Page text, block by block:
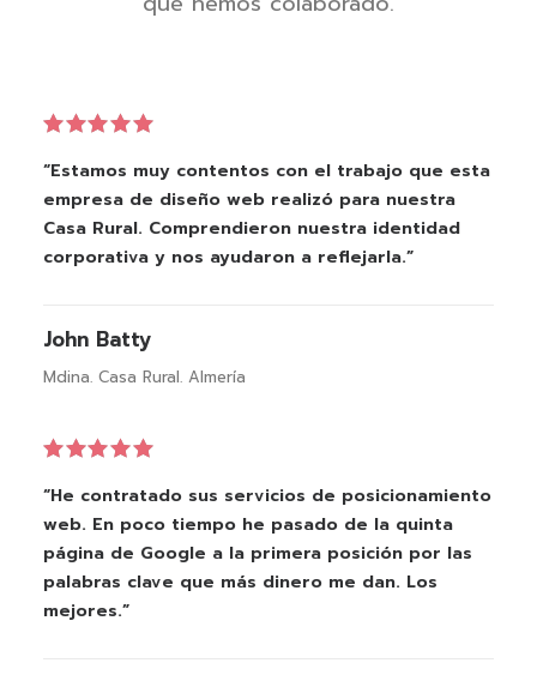
“Estamos muy contentos con el trabajo que esta
empresa de diseño web realizó para nuestra
Casa Rural. Comprendieron nuestra identidad
corporativa y nos ayudaron a reflejarla.”
John Batty
Mdina. Casa Rural. Almería
“He contratado sus servicios de posicionamiento
web. En poco tiempo he pasado de la quinta
página de Google a la primera posición por las
palabras clave que más dinero me dan. Los
mejores.”